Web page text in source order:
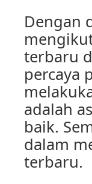
Dengan
terbaru
percaya
adalah
baik.
dalam
terbaru.